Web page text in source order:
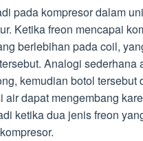
pada kompresor dalam
Ketika freon mencapai
berlebihan pada coil,
Analogi
kemudian botol tersebut
dapat mengembang
ketika dua jenis freon